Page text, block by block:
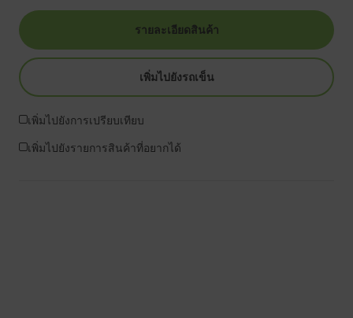
รายละเอียดสินค้า
เพิ่มไปยังรถเข็น
เพิ่มไปยังการเปรียบเทียบ
เพิ่มไปยังรายการสินค้าที่อยากได้